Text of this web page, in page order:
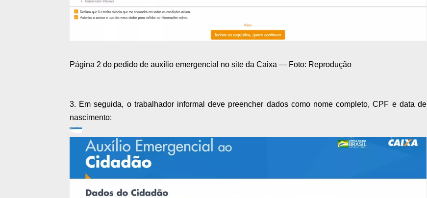
Página 2 do pedido de auxílio emergencial no site da Caixa — Foto: Reprodução
3. Em seguida, o trabalhador informal deve preencher dados como nome completo, CPF e data de
nascimento: